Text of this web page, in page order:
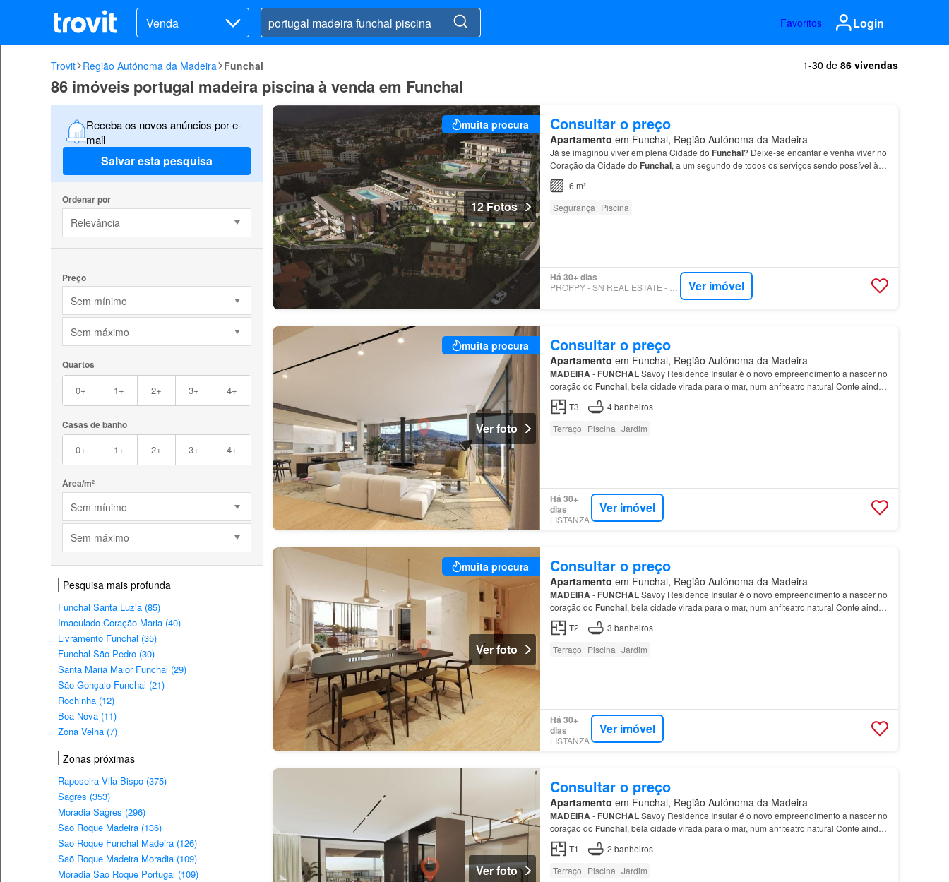
Venda Favoritos Login
Trovit Região Autónoma da Madeira Funchal 1-30 de 86 vivendas
86 imóveis portugal madeira piscina à venda em Funchal
Receba os novos anúncios por e-
mail
Salvar esta pesquisa
Ordenar por
Relevância
Preço
Sem mínimo
Sem máximo
Quartos
0+ 1+ 2+ 3+ 4+
Casas de banho
0+ 1+ 2+ 3+ 4+
Área/m²
Sem mínimo
Sem máximo
Pesquisa mais profunda
Funchal Santa Luzia (85)
Imaculado Coração Maria (40)
Livramento Funchal (35)
Funchal São Pedro (30)
Santa Maria Maior Funchal (29)
São Gonçalo Funchal (21)
Rochinha (12)
Boa Nova (11)
Zona Velha (7)
Zonas próximas
Raposeira Vila Bispo (375)
Sagres (353)
Moradia Sagres (296)
Sao Roque Madeira (136)
Sao Roque Funchal Madeira (126)
Saõ Roque Madeira Moradia (109)
Moradia Sao Roque Portugal (109)
muita procura
12 Fotos
Consultar o preço
Apartamento em Funchal, Região Autónoma da Madeira
Já se imaginou viver em plena Cidade do Funchal? Deixe-se encantar e venha viver no
Coração da Cidade do Funchal, a um segundo de todos os serviços sendo possível à
sua deslocação, mesmo a pé.…
6 m²
Segurança Piscina
Há 30+ dias
PROPPY - SN REAL ESTATE - MADEIRA. ISLAND. HOME. Ver imóvel
muita procura
Ver foto
Consultar o preço
Apartamento em Funchal, Região Autónoma da Madeira
MADEIRA- FUNCHALSavoy Residence Insular é o novo empreendimento a nascer no
coração do Funchal, bela cidade virada para o mar, num anfiteatro natural Conte ainda
com o rooftop do empreendimento, com uma fantástica
T3 4banheiros
Terraço Piscina Jardim
Há 30+
dias
LISTANZA
Ver imóvel
muita procura
Ver foto
Consultar o preço
Apartamento em Funchal, Região Autónoma da Madeira
MADEIRA- FUNCHALSavoy Residence Insular é o novo empreendimento a nascer no
coração do Funchal, bela cidade virada para o mar, num anfiteatro natural Conte ainda
com o rooftop do empreendimento, com uma fantástica
T2 3 banheiros
Terraço Piscina Jardim
Há 30+
dias
LISTANZA
Ver imóvel
Ver foto
Consultar o preço
Apartamento em Funchal, Região Autónoma da Madeira
MADEIRA- FUNCHALSavoy Residence Insular é o novo empreendimento a nascer no
coração do Funchal, bela cidade virada para o mar, num anfiteatro natural Conte ainda
com o rooftop do empreendimento, com uma fantástica
T1 2 banheiros
Terraço Piscina Jardim